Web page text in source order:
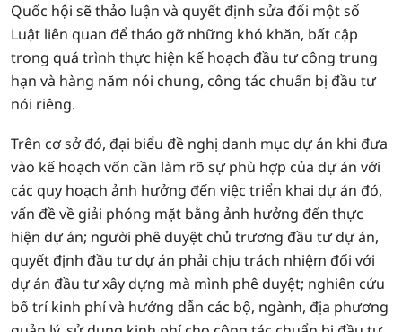
Quốc hội sẽ thảo luận và quyết định sửa đổi một số
Luật liên quan để tháo gỡ những khó khăn, bất cập
trong quá trình thực hiện kế hoạch đầu tư công trung
hạn và hàng năm nói chung, công tác chuẩn bị đầu tư
nói riêng.
Trên cơ sở đó, đại biểu đề nghị danh mục dự án khi đưa
vào kế hoạch vốn cần làm rõ sự phù hợp của dự án với
các quy hoạch ảnh hưởng đến việc triển khai dự án đó,
vấn đề về giải phóng mặt bằng ảnh hưởng đến thực
hiện dự án; người phê duyệt chủ trương đầu tư dự án,
quyết định đầu tư dự án phải chịu trách nhiệm đối với
dự án đầu tư xây dựng mà mình phê duyệt; nghiên cứu
bố trí kinh phí và hướng dẫn các bộ, ngành, địa phương